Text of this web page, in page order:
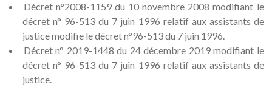
Décret n°2008-1159 du 10 novembre 2008 modifiant le
décret n° 96-513 du 7 juin 1996 relatif aux assistants de
justice modifie le décret n°96-513 du 7 juin 1996.
Décret n° 2019-1448 du 24 décembre 2019 modifiant le
décret n° 96-513 du 7 juin 1996 relatif aux assistants de
justice.